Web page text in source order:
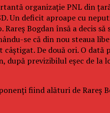
organizație PNL din
Un deficit aproape cu
Bogdan însă a decis să
se că din nou steaua
De două ori. O dată
după previzibilul eșec de la
fiind alături de Rareș